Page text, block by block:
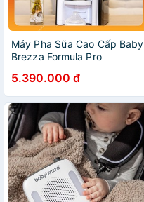
Máy Pha Sữa Cao Cấp Baby
Brezza Formula Pro
5.390.000 đ